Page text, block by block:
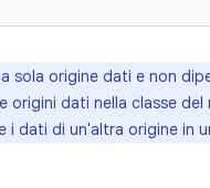
sola origine dati e non
dati nella classe
dati di un'altra origine in